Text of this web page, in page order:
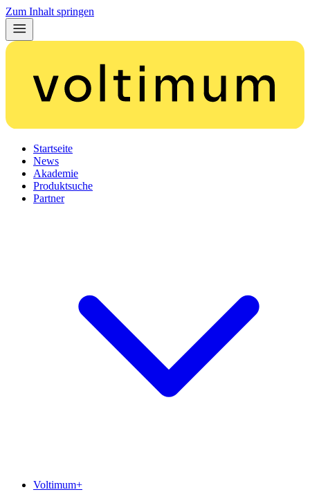
Zum Inhalt springen
Startseite
News
Akademie
Produktsuche
Partner
Voltimum+